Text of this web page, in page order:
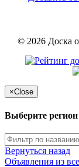
© 2026 Доска
×Close
Выберите регион
Вернуться назад
Объявления из